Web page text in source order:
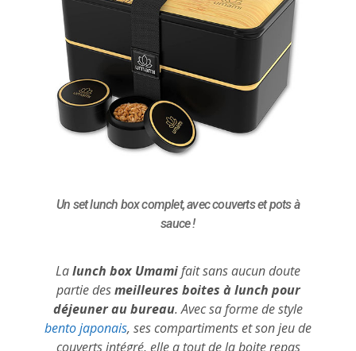
Un set lunch box complet, avec couverts et pots à
sauce !
Lalunch box Umamifait sans aucun doute
partie desmeilleures boites à lunch pour
déjeuner au bureau. Avec sa forme de style
bento japonais, ses compartiments et son jeu de
couverts intégré, elle a tout de la boite repas